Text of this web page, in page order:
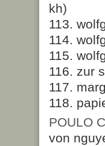
kh)
113.
114.
115.
116. zur
117.
118.
POULO
von